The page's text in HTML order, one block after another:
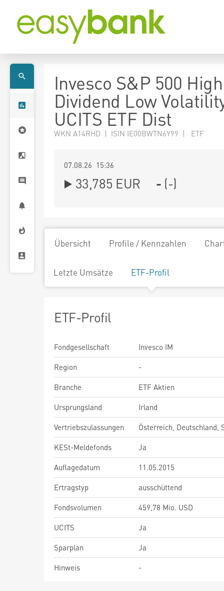
Invesco S&P 500 High
Dividend Low
UCITS ETF Dist
WKN A14RHD | ISIN IE00BWTN6Y99 | ETF
07.08.26 15:36
33,785 EUR - (-)
Übersicht Profile / Kennzahlen
Letzte Umsätze ETF-Profil
ETF-Profil
Fondgesellschaft
Invesco IM
Region
-
Branche
ETF Aktien
Ursprungsland
Irland
Vertriebszulassungen
Österreich, Deutschland,
KESt-Meldefonds
Ja
Auflagedatum
11.05.2015
Ertragstyp
ausschüttend
Fondsvolumen
459,78 Mio. USD
UCITS
Ja
Sparplan
Ja
Hinweis
-